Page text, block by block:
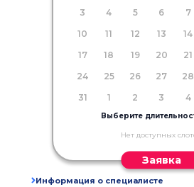
3
4 5 6 7
10
11 12 13 14
17
18 19 20 21
24
25 26 27 28
31
1 2 3 4
Выберите
Нет доступных
Заявка
Информация о специалисте